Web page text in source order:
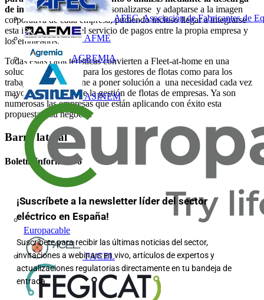
AFEC, Asociación de Fabricantes de
AFME
AGREMIA
ASINEM
Europacable
FACEL
de informesque pueden personalizarse y adaptarse a la imagen
corporativa de cada empresa, pudiendo incluso llegar a integrarse
esta información en el servicio de pagos entre la propia empresa y
los empleados.
Todas estas características convierten a Fleet-at-home en una
solución 360º, tanto para los gestores de flotas como para los
trabajadores, que viene a poner solución a una necesidad cada vez
mayor en el ámbito de la gestión de flotas de empresas. Ya son
numerosas las empresas que están aplicando con éxito esta
propuesta a su negocio.
Barra lateral
Boletín informativo
¡Suscríbete a la newsletter líder del sector
eléctrico en España!
Suscríbete para recibir las últimas noticias del sector,
invitaciones a webinars en vivo, artículos de expertos y
actualizaciones regulatorias directamente en tu bandeja de
entrada.